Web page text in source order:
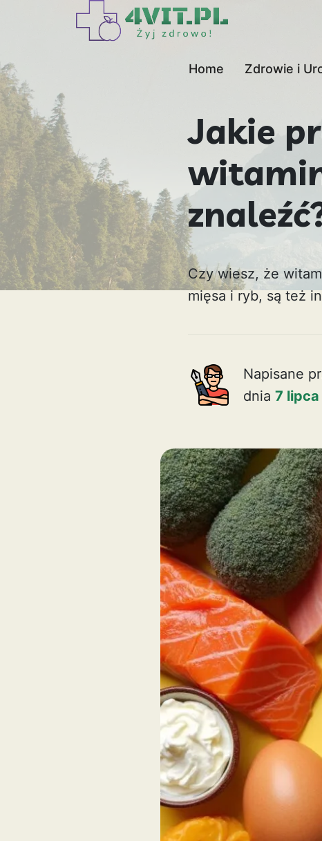
Home Zdrowie i
Jakie
Czy wiesz, że
mięsa i ryb, są też
Napisane
dnia 7